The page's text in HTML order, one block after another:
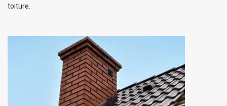
toiture.